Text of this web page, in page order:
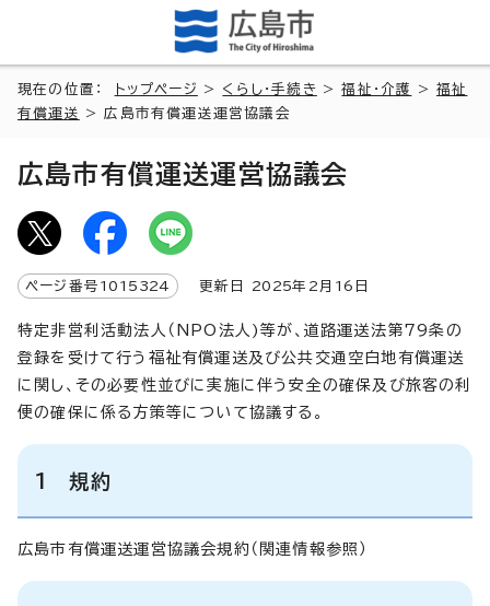
現在の位置： トップページ > くらし・手続き >福祉・介護 >福祉
有償運送
> 広島市有償運送運営協議会
広島市有償運送運営協議会
ページ番号 1015324 更新日 2025年2月 16 日
特定非営利活動法人（NPO法人)等が、道路運送法第79条の
登録を受けて行う福祉有償運送及び公共交通空白地有償運送
に関し、その必要性並びに実施に伴う安全の確保及び旅客の利
便の確保に係る方策等について協議する。
1 規約
広島市有償運送運営協議会規約（関連情報参照）